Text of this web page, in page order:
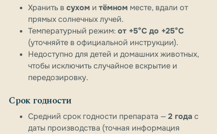
Хранить в сухом и тёмном месте, вдали от
прямых солнечных лучей.
Температурный режим: от +5°C до +25°C
(уточняйте в официальной инструкции).
Недоступно для детей и домашних животных,
чтобы исключить случайное вскрытие и
передозировку.
Срок годности
Средний срок годности препарата — 2 годас
даты производства (точная информация